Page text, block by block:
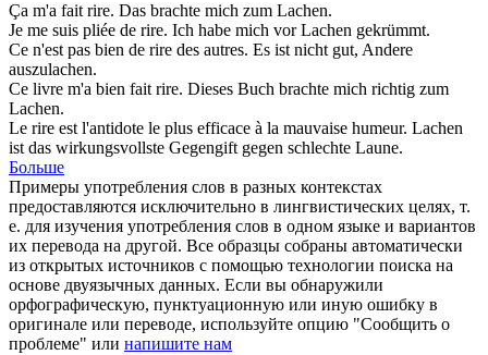
Ça m'a fait rire. Das brachte mich zum Lachen.
Je me suis pliée de rire. Ich habe mich vorLachen gekrümmt.
Ce n'est pas bien de rire des autres. Es ist nicht gut, Andere
auszulachen.
Ce livre m'a bien fait rire. Dieses Buch brachte mich richtig zum
Lachen.
Le rire est l'antidote le plus efficace à la mauvaise humeur. Lachen
ist das wirkungsvollste Gegengift gegen schlechte Laune.
Больше
Примеры употребления слов в разных контекстах
предоставляются исключительно в лингвистических целях, т.
е. для изучения употребления слов в одном языке и вариантов
их перевода на другой. Все образцы собраны автоматически
из открытых источников с помощью технологии поиска на
основе двуязычных данных. Если вы обнаружили
орфографическую, пунктуационную или иную ошибку в
оригинале или переводе, используйте опцию "Сообщить о
проблеме" или напишите нам